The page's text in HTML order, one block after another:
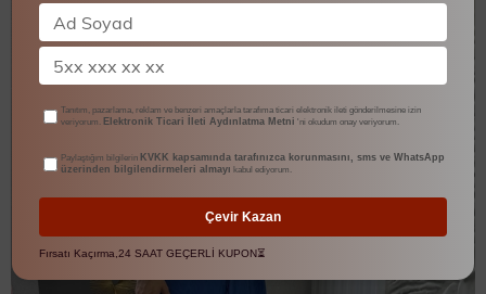
Tanıtım, pazarlama, reklam ve benzeri amaçlarla tarafıma ticari elektronik ileti gönderilmesine izin
veriyorum. Elektronik Ticari İleti Aydınlatma Metni 'ni okudum onay veriyorum.
Paylaştığım bilgilerin KVKK kapsamında tarafınızca korunmasını, sms ve WhatsApp
üzerinden bilgilendirmeleri almayı kabul ediyorum.
Çevir Kazan
Fırsatı Kaçırma,24 SAAT GEÇERLİ KUPON⏳